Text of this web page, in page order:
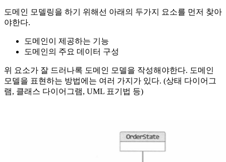
도메인 모델링을 하기 위해선 아래의 두가지 요소를 먼저 찾아
야한다.
도메인이 제공하는 기능
도메인의 주요 데이터 구성
위 요소가 잘 드러나록 도메인 모델을 작성해야한다. 도메인
모델을 표현하는 방법에는 여러 가지가 있다. (상태 다이어그
램, 클래스 다이어그램, UML 표기법 등)